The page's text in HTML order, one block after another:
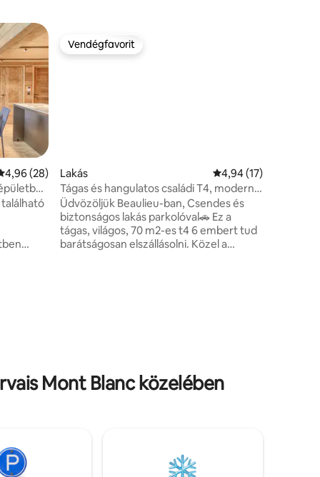
értékelés: 5/4,96, 28 vélemény
4,96 (28)
található
Vendégfavorit
Vendégfavorit
Lakás Átlagos értékelés: 5/
4,94 (17)
Tágas és hangulatos családi T4, modern,
parkoló.
Üdvözöljük Beaulieu-ban, Csendes és
biztonságos lakás parkolóval🚗 Ez a
tágas, világos, 70 m2-es t4 6 embert tud
barátságosan elszállásolni. Közel a
Mont Blanc közelében